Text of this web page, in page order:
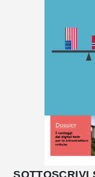
SOTTOSCRIVI